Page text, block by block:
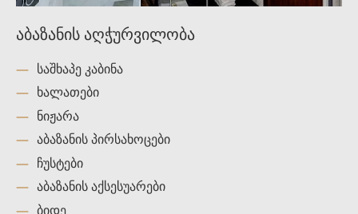
აბაზანის აღჭურვილობა
საშხაპე კაბინა
ხალათები
ნიჟარა
აბაზანის პირსახოცები
ჩუსტები
აბაზანის აქსესუარები
ბიდე